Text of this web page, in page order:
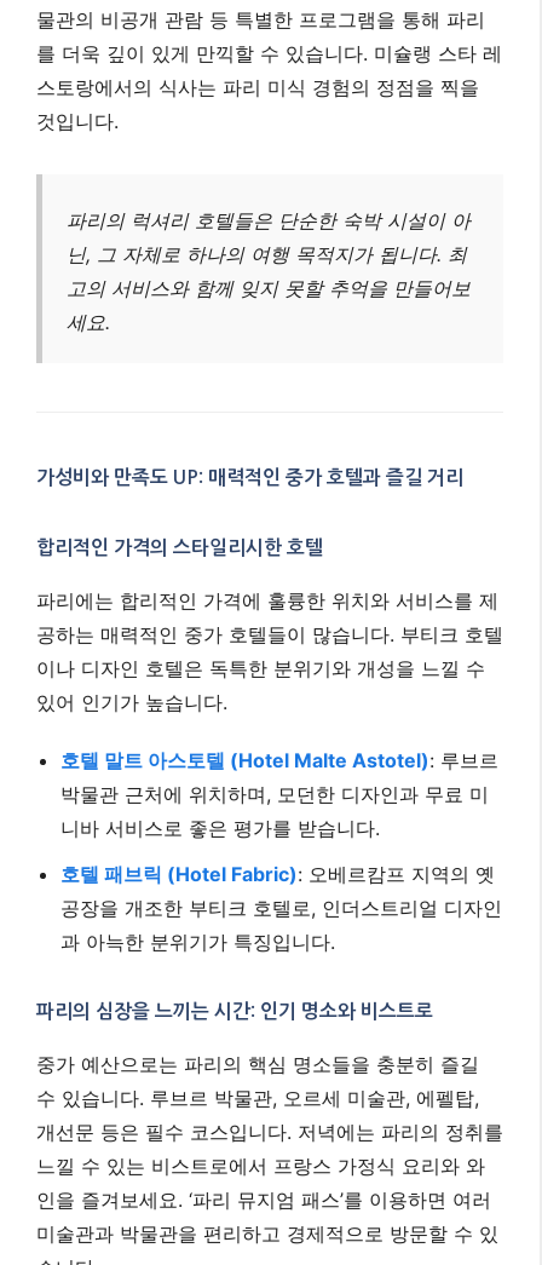
물관의 비공개 관람 등 특별한 프로그램을 통해 파리
를 더욱 깊이 있게 만끽할 수 있습니다. 미슐랭 스타 레
스토랑에서의 식사는 파리 미식 경험의 정점을 찍을
것입니다.
파리의 럭셔리 호텔들은 단순한 숙박 시설이 아
닌, 그 자체로 하나의 여행 목적지가 됩니다. 최
고의 서비스와 함께 잊지 못할 추억을 만들어보
세요.
가성비와 만족도 UP: 매력적인 중가 호텔과 즐길 거리
합리적인 가격의 스타일리시한 호텔
파리에는 합리적인 가격에 훌륭한 위치와 서비스를 제
공하는 매력적인 중가 호텔들이 많습니다. 부티크 호텔
이나 디자인 호텔은 독특한 분위기와 개성을 느낄 수
있어 인기가 높습니다.
호텔 말트 아스토텔 (Hotel Malte Astotel): 루브르
박물관 근처에 위치하며, 모던한 디자인과 무료 미
니바 서비스로 좋은 평가를 받습니다.
호텔 패브릭 (Hotel Fabric): 오베르캄프 지역의 옛
공장을 개조한 부티크 호텔로, 인더스트리얼 디자인
과 아늑한 분위기가 특징입니다.
파리의 심장을 느끼는 시간: 인기 명소와 비스트로
중가 예산으로는 파리의 핵심 명소들을 충분히 즐길
수 있습니다. 루브르 박물관, 오르세 미술관, 에펠탑,
개선문 등은 필수 코스입니다. 저녁에는 파리의 정취를
느낄 수 있는 비스트로에서 프랑스 가정식 요리와 와
인을 즐겨보세요. ‘파리 뮤지엄 패스’를 이용하면 여러
미술관과 박물관을 편리하고 경제적으로 방문할 수 있